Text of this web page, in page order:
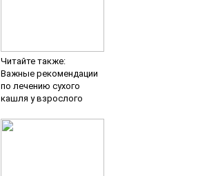
Читайте также:
Важные рекомендации
по лечению сухого
кашля у взрослого